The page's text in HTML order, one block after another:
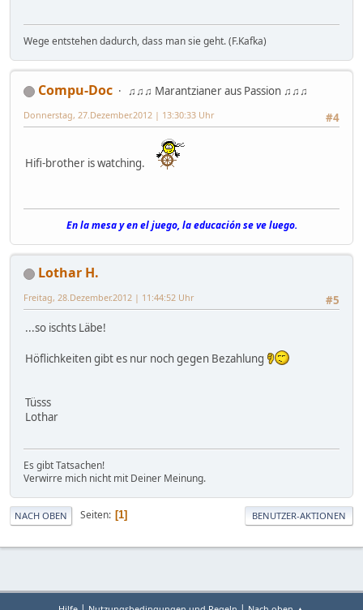
Wege entstehen dadurch, dass man sie geht. (F.Kafka)
Compu-Doc
♫♫♫ Marantzianer aus Passion ♫♫♫
#4
Donnerstag, 27.Dezember.2012 | 13:30:33 Uhr
Hifi-brother is watching.
En la mesa y en el juego, la educación se ve luego.
Lothar H.
#5
Freitag, 28.Dezember.2012 | 11:44:52 Uhr
...so ischts Läbe!
Höflichkeiten gibt es nur noch gegen Bezahlung
Tüsss
Lothar
Es gibt Tatsachen!
Verwirre mich nicht mit Deiner Meinung.
NACH OBEN Seiten 1 BENUTZER-AKTIONEN